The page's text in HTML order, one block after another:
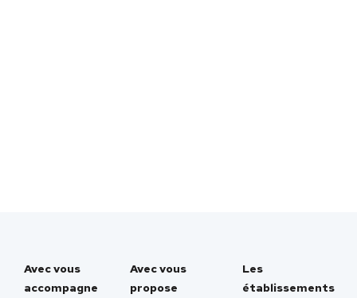
Avec vous
accompagne
Avec vous
propose
Les
établissements